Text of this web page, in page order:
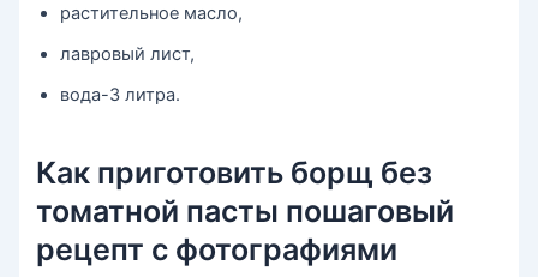
растительное масло,
лавровый лист,
вода-3 литра.
Как приготовить борщ без
томатной пасты пошаговый
рецепт с фотографиями